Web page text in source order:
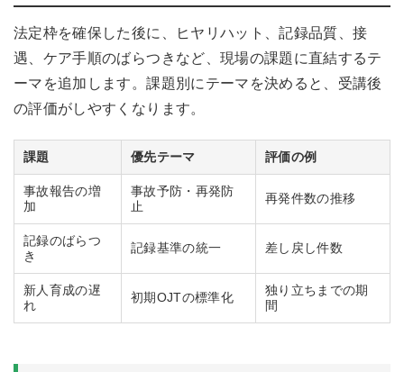
法定枠を確保した後に、ヒヤリハット、記録品質、接
遇、ケア手順のばらつきなど、現場の課題に直結するテ
ーマを追加します。課題別にテーマを決めると、受講後
の評価がしやすくなります。
課題 優先テーマ 評価の例
事故報告の増
加
事故予防・再発防
止
再発件数の推移
記録のばらつ
き
記録基準の統一 差し戻し件数
新人育成の遅
れ
初期OJTの標準化
独り立ちまでの期
間